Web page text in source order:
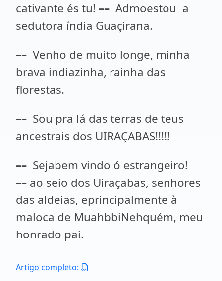
cativante és tu! –– Admoestou a
sedutora índia Guaçirana.
–– Venho de muito longe, minha
brava indiazinha, rainha das
florestas.
–– Sou pra lá das terras de teus
ancestrais dos UIRAÇABAS!!!!!
–– Sejabem vindo ó estrangeiro!
–– ao seio dos Uiraçabas, senhores
das aldeias, eprincipalmente à
maloca de MuahbbiNehquém, meu
honrado pai.
Artigo completo: